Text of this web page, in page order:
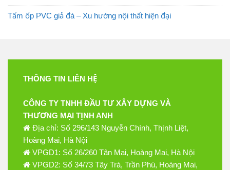
Tấm ốp PVC giả đá – Xu hướng nội thất hiện đại
THÔNG TIN LIÊN HỆ
CÔNG TY TNHH ĐẦU TƯ XÂY DỰNG VÀ
THƯƠNG MẠI TỊNH ANH
Địa chỉ: Số 296/143 Nguyễn Chính, Thịnh Liệt,
Hoàng Mai, Hà Nội
VPGD1: Số 26/260 Tân Mai, Hoàng Mai, Hà Nội
VPGD2: Số 34/73 Tây Trà, Trần Phú, Hoàng Mai,